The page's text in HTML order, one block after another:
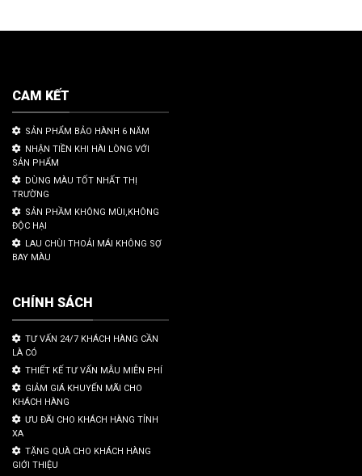
CAM KẾT
SẢN PHẨM BẢO HÀNH 6 NĂM
NHẬN TIỀN KHI HÀI LÒNG VỚI
SẢN PHẨM
DÙNG MÀU TỐT NHẤT THỊ
TRƯỜNG
SẢN PHẦM KHÔNG MÙI,KHÔNG
ĐỘC HẠI
LAU CHÙI THOẢI MÁI KHÔNG SỢ
BAY MÀU
CHÍNH SÁCH
TƯ VẤN 24/7 KHÁCH HÀNG CẦN
LÀ CÓ
THIẾT KẾ TƯ VẤN MẪU MIỄN PHÍ
GIẢM GIÁ KHUYẾN MÃI CHO
KHÁCH HÀNG
ƯU ĐÃI CHO KHÁCH HÀNG TỈNH
XA
TẶNG QUÀ CHO KHÁCH HÀNG
GIỚI THIỆU